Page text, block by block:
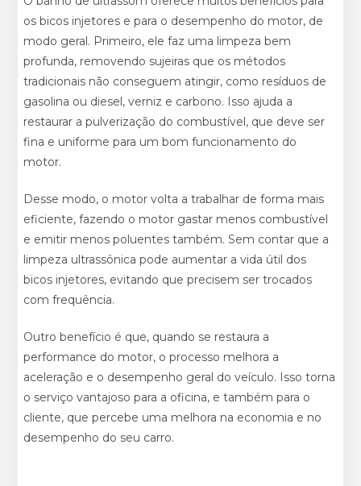
os bicos injetores e para o desempenho do motor, de
modo geral. Primeiro, ele faz uma limpeza bem
profunda, removendo sujeiras que os métodos
tradicionais não conseguem atingir, como resíduos de
gasolina ou diesel, verniz e carbono. Isso ajuda a
restaurar a pulverização do combustível, que deve ser
fina e uniforme para um bom funcionamento do
motor.
Desse modo, o motor volta a trabalhar de forma mais
eficiente, fazendo o motor gastar menos combustível
e emitir menos poluentes também. Sem contar que a
limpeza ultrassônica pode aumentar a vida útil dos
bicos injetores, evitando que precisem ser trocados
com frequência.
Outro benefício é que, quando se restaura a
performance do motor, o processo melhora a
aceleração e o desempenho geral do veículo. Isso torna
o serviço vantajoso para a oficina, e também para o
cliente, que percebe uma melhora na economia e no
desempenho do seu carro.